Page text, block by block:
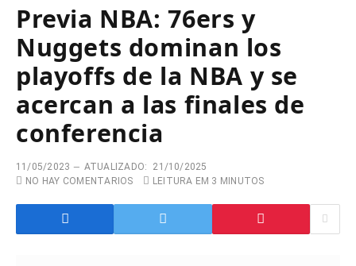
Previa NBA: 76ers y
Nuggets dominan los
playoffs de la NBA y se
acercan a las finales de
conferencia
11/05/2023 ATUALIZADO:
21/10/2025
NO HAY COMENTARIOS
LEITURA EM 3 MINUTOS